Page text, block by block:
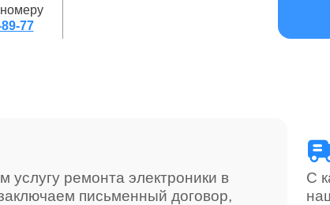
77
ремонта электроники в
письменный договор,
С